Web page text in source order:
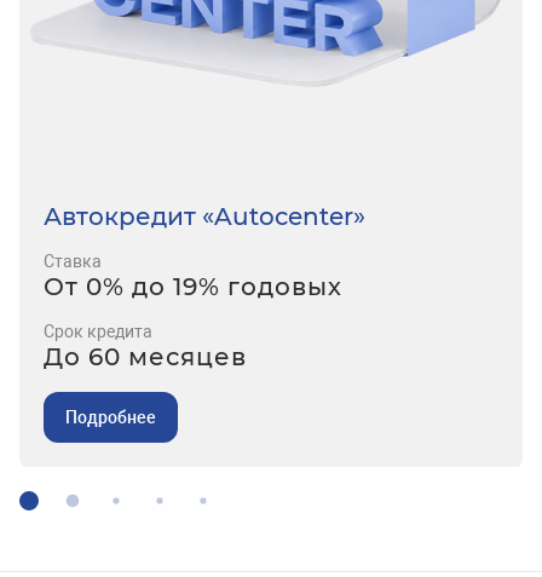
Автокредит «Autocenter»
Ставка
От 0% до 19% годовых
Срок кредита
До 60 месяцев
Подробнее